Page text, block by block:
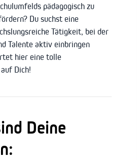
pädagogisch zu
Du suchst eine
Tätigkeit, bei der
Talente aktiv einbringen
hier eine tolle
Dich!
Deine